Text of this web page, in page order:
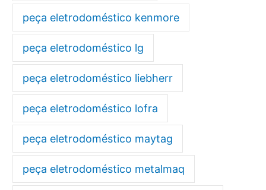
peça eletrodoméstico kenmore
peça eletrodoméstico lg
peça eletrodoméstico liebherr
peça eletrodoméstico lofra
peça eletrodoméstico maytag
peça eletrodoméstico metalmaq